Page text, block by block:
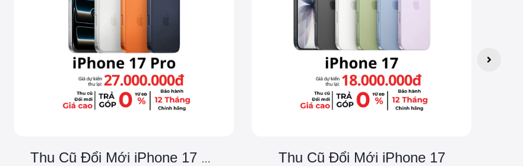
Thu Cũ Đổi Mới iPhone 17 Pro Thu Cũ Đổi Mới iPhone 17